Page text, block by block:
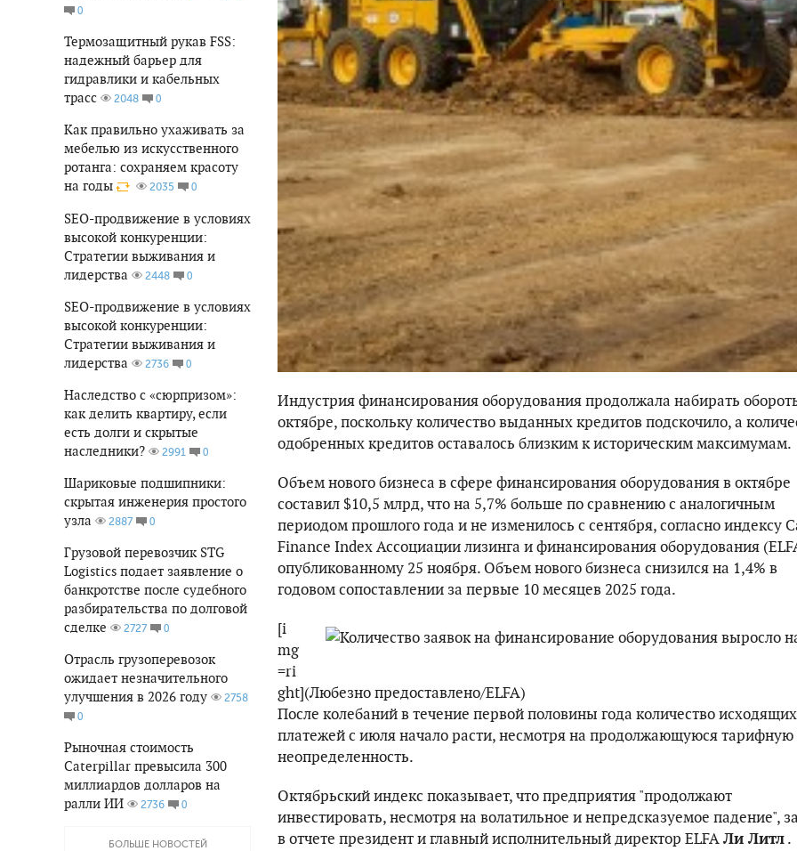
0
Термозащитный рукав FSS:
надежный барьер для
гидравлики и кабельных
трасс
2048 0
Как правильно ухаживать за
мебелью из искусственного
ротанга: сохраняем красоту
на годы
2035 0
SEO-продвижение в условиях
высокой конкуренции:
Стратегии выживания и
лидерства
2448 0
SEO-продвижение в условиях
высокой конкуренции:
Стратегии выживания и
лидерства
2736 0
Наследство с «сюрпризом»:
как делить квартиру, если
есть долги и скрытые
наследники?
2991 0
Шариковые подшипники:
скрытая инженерия простого
узла
2887 0
Грузовой перевозчик STG
Logistics подает заявление о
банкротстве после судебного
разбирательства по долговой
сделке
2727 0
Отрасль грузоперевозок
ожидает незначительного
улучшения в 2026 году
2758
0
Рыночная стоимость
Caterpillar превысила 300
миллиардов долларов на
ралли ИИ
2736 0
БОЛЬШЕ НОВОСТЕЙ
Индустрия финансирования оборудования продолжала набирать
октябре, поскольку количество выданных кредитов подскочило, а
одобренных кредитов оставалось близким к историческим максимумам.
Объем нового бизнеса в сфере финансирования оборудования в октябре
составил $10,5 млрд, что на 5,7% больше по сравнению с аналогичным
периодом прошлого года и не изменилось с сентября, согласно индексу
Finance Index Ассоциации лизинга и финансирования оборудования
опубликованному 25 ноября. Объем нового бизнеса снизился на 1,4% в
годовом сопоставлении за первые 10 месяцев 2025 года.
[i
mg
=ri
ght](Любезно предоставлено/ELFA)
После колебаний в течение первой половины года количество исходящих
платежей с июля начало расти, несмотря на продолжающуюся тарифную
неопределенность.
Октябрьский индекс показывает, что предприятия "продолжают
инвестировать, несмотря на волатильное и непредсказуемое падение",
в отчете президент и главный исполнительный директор ELFAЛи Литл.